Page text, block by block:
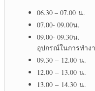
06.30 – 07.00 น.
07.00- 09.00น.
09.00- 09.30น.
อุปกรณ์ในการทำง
09.30 – 12.00 น
12.00 – 13.00 น
13.00 – 14.30 น